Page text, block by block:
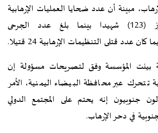
مبينة أن عدد ضحايا العمليات الإرهابية
في الجنوب تجاوز (123) شهيدا بينما بلغ عدد الجرحى
بينت المؤسسة وفق لتصريحات مسؤولة إن
تتحرك عبر محافظة البيضاء اليمنية، الأمر
جنوبيون إنه يحتم على المجتمع الدولي
في دحر الإرهاب.